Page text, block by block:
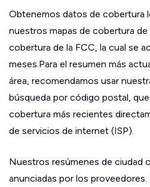
Obtenemos datos de cobertura
nuestros mapas de cobertura de
cobertura de la FCC, la cual se
meses.Para el resumen más
área, recomendamos usar
búsqueda por código postal,
cobertura más recientes
de servicios de internet (ISP).
Nuestros resúmenes de ciudad
anunciadas por los